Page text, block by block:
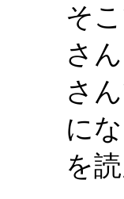
そこ
さ
さ
に
を